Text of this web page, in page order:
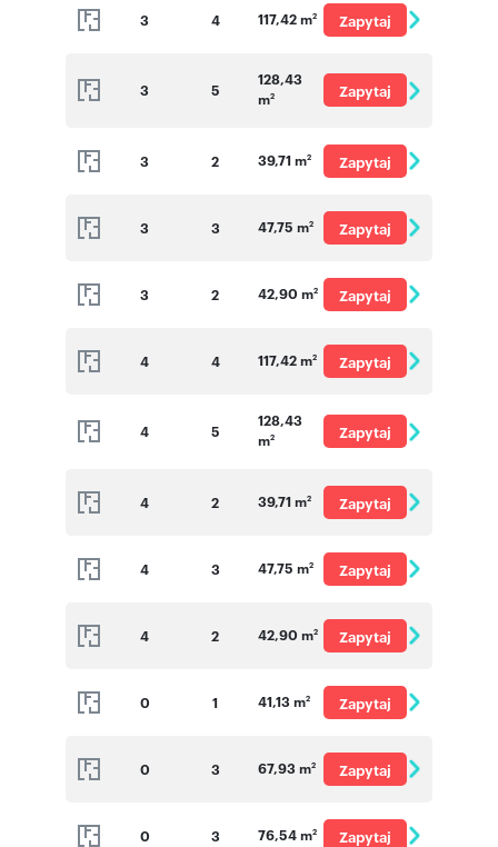
3 4 117,42 m2
Zapytaj
3 5
128,43
m2
Zapytaj
3 2 39,71 m2
Zapytaj
3 3 47,75 m2
Zapytaj
3 2 42,90 m2
Zapytaj
4 4 117,42 m2
Zapytaj
4 5
128,43
m2
Zapytaj
4 2 39,71 m2
Zapytaj
4 3 47,75 m2
Zapytaj
4 2 42,90 m2
Zapytaj
0 1 41,13 m2
Zapytaj
0 3 67,93 m2
Zapytaj
0 3 76,54 m2
Zapytaj